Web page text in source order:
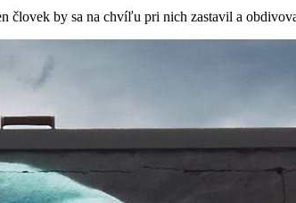
človek by sa na chvíľu pri nich zastavil a